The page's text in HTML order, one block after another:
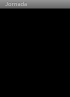
Jornada